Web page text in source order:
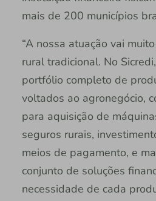
mais de 200 municípios
“A nossa atuação vai
rural tradicional. No
portfólio completo de
voltados ao agronegócio,
para aquisição de
seguros rurais,
meios de pagamento, e
conjunto de soluções
necessidade de cada